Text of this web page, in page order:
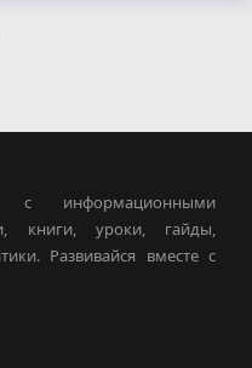
почта
Ссылка
с информационными
книги, уроки, гайды,
Развивайся вместе с